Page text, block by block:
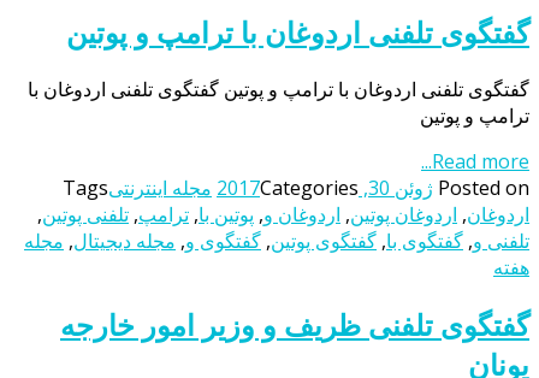
گفتگوی تلفنی اردوغان با ترامپ و پوتین
گفتگوی تلفنی اردوغان با ترامپ و پوتین گفتگوی تلفنی اردوغان با
ترامپ و پوتین
Read more...
Posted on ژوئن 30, 2017 Categories مجله اینترنتیTags
اردوغان, اردوغان پوتین, اردوغان و, پوتین با, ترامپ, تلفنی پوتین,
تلفنی و, گفتگوی با, گفتگوی پوتین, گفتگوی و, مجله دیجیتال, مجله
هفته
گفتگوی تلفنی ظریف و وزیر امور خارجه
یونان